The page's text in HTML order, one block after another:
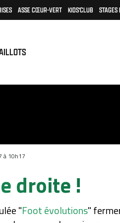
ASSE CŒUR-VERT KIDS'CLUB
à 10h17
droite !
"Foot évolutions"